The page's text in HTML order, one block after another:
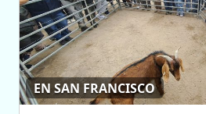
EN SAN FRANCISCO